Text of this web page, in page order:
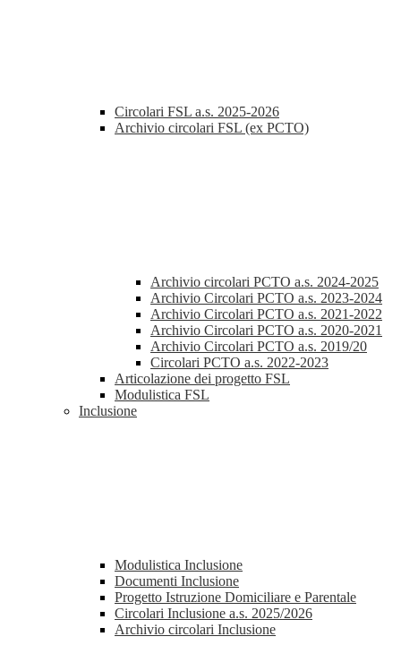
Circolari FSL a.s. 2025-2026
Archivio circolari FSL (ex PCTO)
Archivio circolari PCTO a.s. 2024-2025
Archivio Circolari PCTO a.s. 2023-2024
Archivio Circolari PCTO a.s. 2021-2022
Archivio Circolari PCTO a.s. 2020-2021
Archivio Circolari PCTO a.s. 2019/20
Circolari PCTO a.s. 2022-2023
Articolazione dei progetto FSL
Modulistica FSL
Inclusione
Modulistica Inclusione
Documenti Inclusione
Progetto Istruzione Domiciliare e Parentale
Circolari Inclusione a.s. 2025/2026
Archivio circolari Inclusione